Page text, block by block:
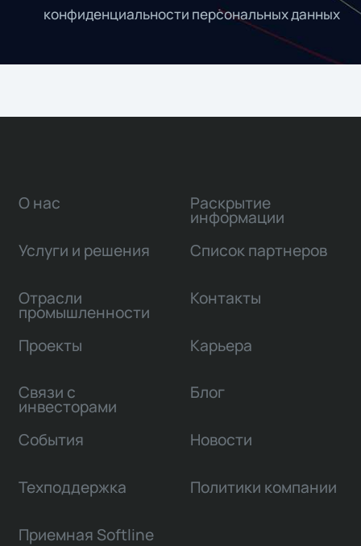
конфиденциальности персональных данных
О нас
Услуги и решения
Отрасли
промышленности
Проекты
Связи с
инвесторами
Раскрытие
информации
Список партнеров
Контакты
Карьера
Блог
События Новости
Техподдержка Политики компании
Приемная Softline